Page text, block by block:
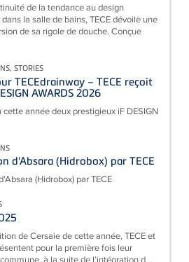
de la tendance au design
la salle de bains, TECE dévoile une
de sa rigole de douche. Conçue
STORIES
TECEdrainway – TECE reçoit
AWARDS 2026
cette année deux prestigieux iF DESIGN
d'Absara (Hidrobox) par TECE
(Hidrobox) par TECE
de Cersaie de cette année, TECE et
pour la première fois leur